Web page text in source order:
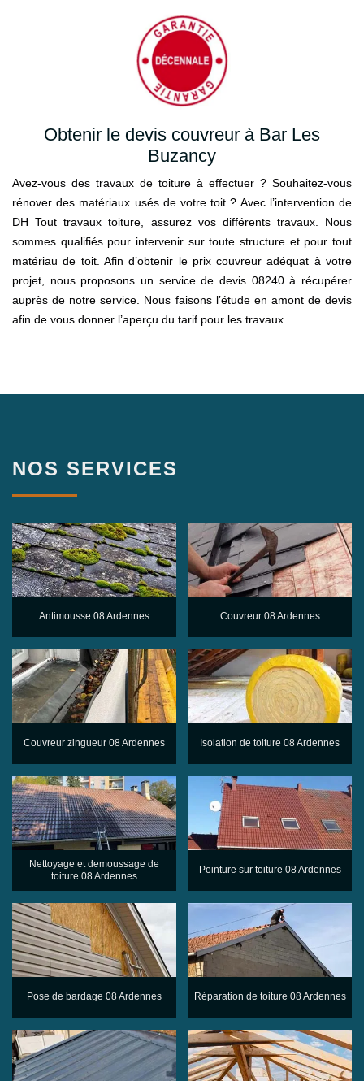
Obtenir le devis couvreur à Bar Les
Buzancy
Avez-vous des travaux de toiture à effectuer ? Souhaitez-vous
rénover des matériaux usés de votre toit ? Avec l’intervention de
DH Tout travaux toiture, assurez vos différents travaux. Nous
sommes qualifiés pour intervenir sur toute structure et pour tout
matériau de toit. Afin d’obtenir le prix couvreur adéquat à votre
projet, nous proposons un service de devis 08240 à récupérer
auprès de notre service. Nous faisons l’étude en amont de devis
afin de vous donner l’aperçu du tarif pour les travaux.
NOS SERVICES
Antimousse 08 Ardennes Couvreur 08 Ardennes
Couvreur zingueur 08 Ardennes Isolation de toiture 08 Ardennes
Nettoyage et demoussage de
toiture 08 Ardennes
Peinture sur toiture 08 Ardennes
Pose de bardage 08 Ardennes Réparation de toiture 08 Ardennes